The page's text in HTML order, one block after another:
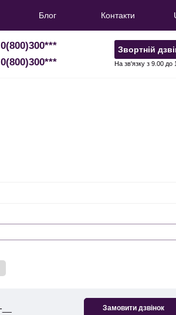
Блог Контакти
0(800)300***
0(800)300***
Звортній
На зв'язку з 9.00 до